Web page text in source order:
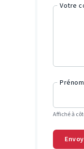
Votre
Prénom
Affiché à